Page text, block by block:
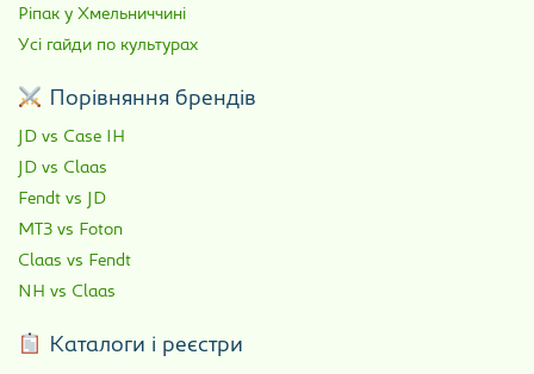
Ріпак у Хмельниччині
Усі гайди по культурах
Порівняння брендів
JD vs Case IH
JD vs Claas
Fendt vs JD
МТЗ vs Foton
Claas vs Fendt
NH vs Claas
Каталоги і реєстри